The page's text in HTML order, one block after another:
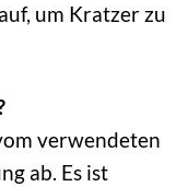
um Kratzer zu
verwendeten
ab. Es ist